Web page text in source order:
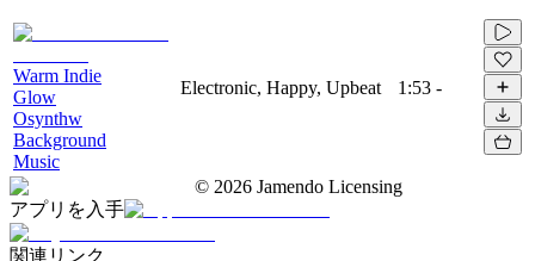
Warm Indie
Glow
Osynthw
Background
Music
Electronic, Happy, Upbeat 1:53 -
© 2026 Jamendo Licensing
アプリを入手
関連リンク